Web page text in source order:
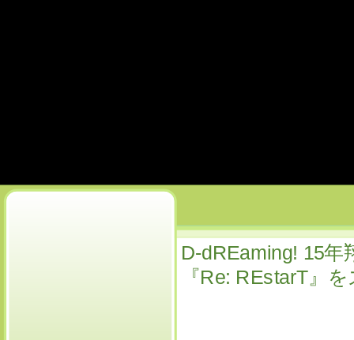
D-dREaming! 15年
『Re: REstarT』